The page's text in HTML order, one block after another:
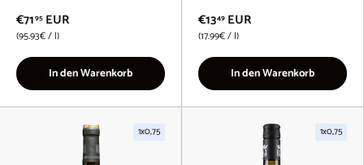
€7195 EUR
Grundpreis
95.93€/l
In den Warenkorb
€1349 EUR
Grundpreis
17.99€/l
In den Warenkorb
1x0,75 1x0,75